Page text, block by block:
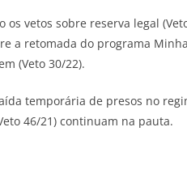
os vetos sobre reserva legal
a retomada do programa
(Veto 30/22).
temporária de presos no
46/21) continuam na pauta.